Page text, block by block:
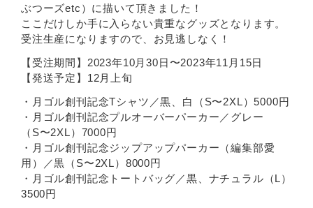
ぶつーズetc）に描いて頂きました！
ここだけしか手に入らない貴重なグッズとなります。
受注生産になりますので、お見逃しなく！
【受注期間】2023年10月30日〜2023年11月15日
【発送予定】12月上旬
・月ゴル創刊記念Tシャツ／黒、白（S〜2XL）5000円
・月ゴル創刊記念プルオーバーパーカー／グレー
（S〜2XL）7000円
・月ゴル創刊記念ジップアップパーカー（編集部愛
用）／黒（S〜2XL）8000円
・月ゴル創刊記念トートバッグ／黒、ナチュラル（L）
3500円